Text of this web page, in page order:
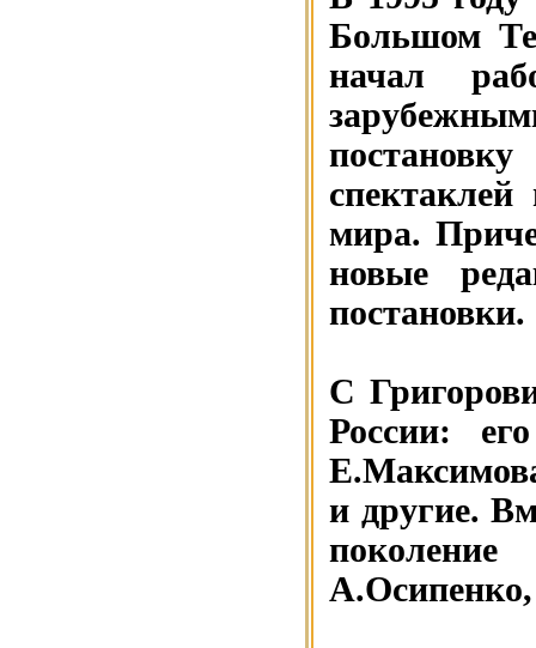
Большом
начал
мира.
новые
постановки.
С
России:
и другие.